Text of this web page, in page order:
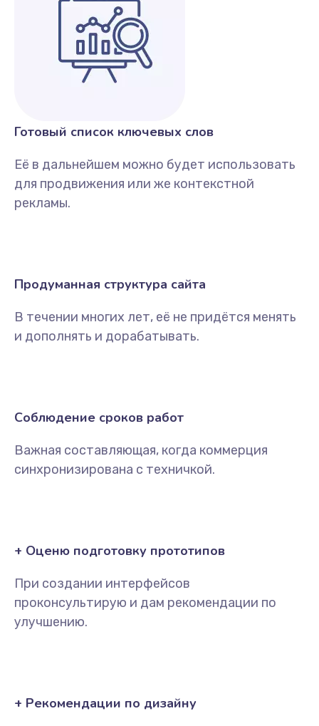
Готовый список ключевых слов
Её в дальнейшем можно будет использовать
для продвижения или же контекстной
рекламы.
Продуманная структура сайта
В течении многих лет, её не придётся менять
и дополнять и дорабатывать.
Соблюдение сроков работ
Важная составляющая, когда коммерция
синхронизирована с техничкой.
+ Оценю подготовку прототипов
При создании интерфейсов
проконсультирую и дам рекомендации по
улучшению.
+ Рекомендации по дизайну